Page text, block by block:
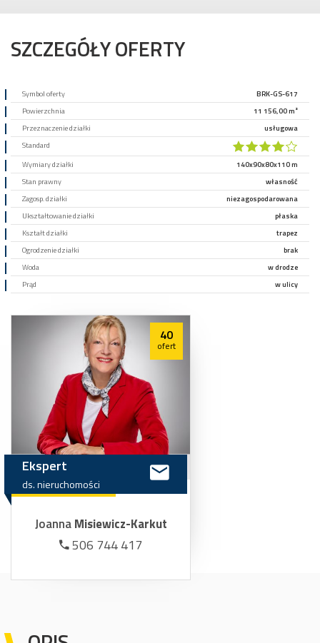
SZCZEGÓŁY OFERTY
Symbol oferty
BRK-GS-617
Powierzchnia
11 156,00 m²
Przeznaczenie działki
usługowa
Standard
Wymiary działki
140x90x80x110 m
Stan prawny
własność
Zagosp. działki
niezagospodarowana
Ukształtowanie działki
płaska
Kształt działki
trapez
Ogrodzenie działki
brak
Woda
w drodze
Prąd
w ulicy
40
ofert
Ekspert
ds.nieruchomości
JoannaMisiewicz-Karkut
506 744 417